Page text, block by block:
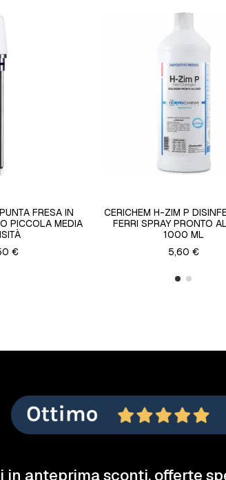
FRESA IN
PICCOLA MEDIA
€
CERICHEM H-ZIM P
FERRI SPRAY PRONTO
1000 ML
5,60 €
in anteprima sconti, offerte